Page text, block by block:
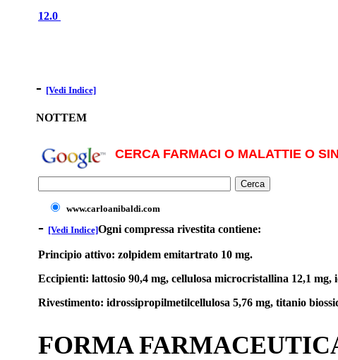
12.0
- [Vedi Indice]
NOTTEM
CERCA FARMACI O MALATTIE O
www.carloanibaldi.com
- [Vedi Indice]Ogni compressa rivestita contiene:
Principio attivo: zolpidem emitartrato 10 mg.
Eccipienti: lattosio 90,4 mg, cellulosa microcristallina 12,1
Rivestimento: idrossipropilmetilcellulosa 5,76 mg, titanio
FORMA